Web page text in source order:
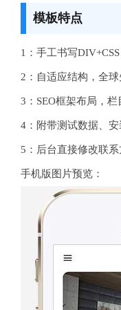
模板特点
1：手工书写
2：自适应结构，全球
3：SEO框架布局，
4：附带测试数据、
5：后台直接修改联
手机版图片预览：